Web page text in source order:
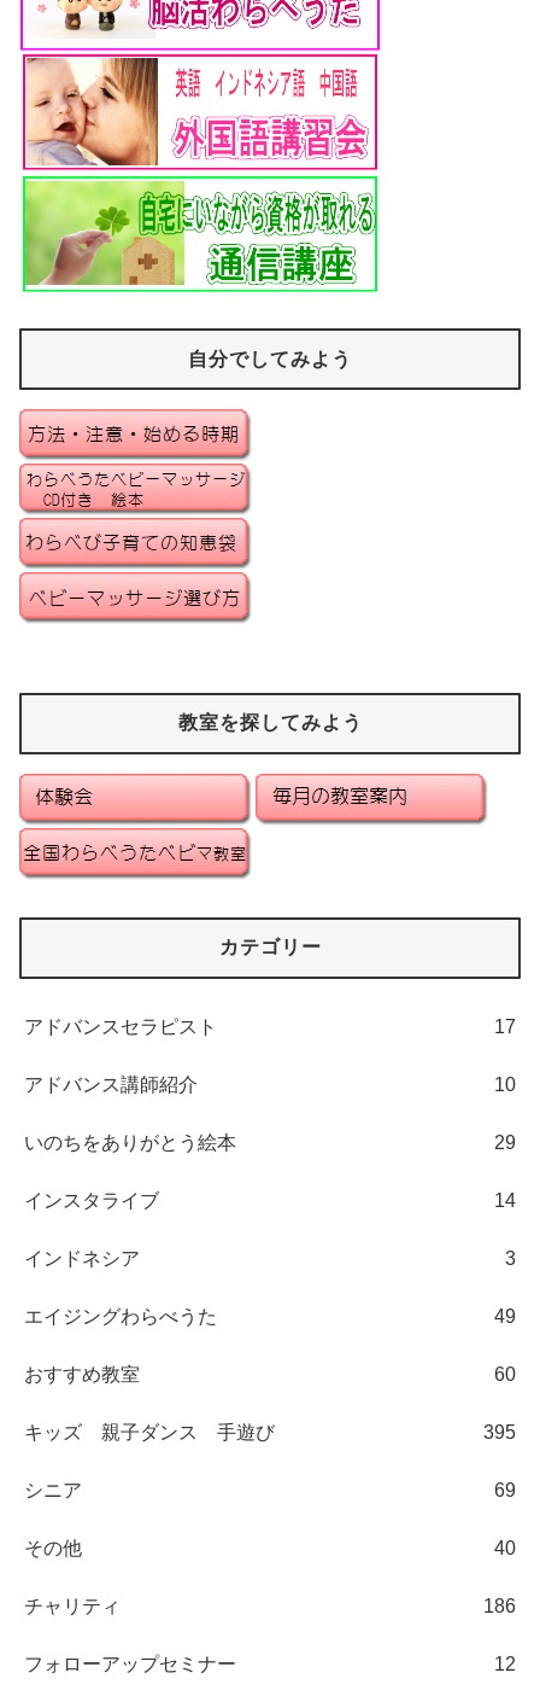
自分でしてみよう
教室を探してみよう
カテゴリー
アドバンスセラピスト 17
アドバンス講師紹介 10
いのちをありがとう絵本 29
インスタライブ 14
インドネシア 3
エイジングわらべうた 49
おすすめ教室 60
キッズ 親子ダンス 手遊び 395
シニア 69
その他 40
チャリティ 186
フォローアップセミナー 12